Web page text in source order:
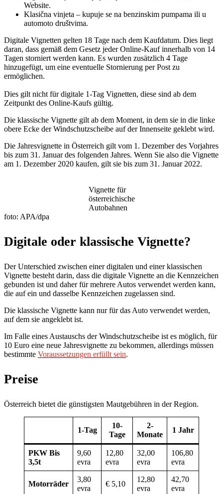
Website.
Klasična vinjeta – kupuje se na benzinskim pumpama ili u
automoto društvima.
Digitale Vignetten gelten 18 Tage nach dem Kaufdatum. Dies liegt
daran, dass gemäß dem Gesetz jeder Online-Kauf innerhalb von 14
Tagen storniert werden kann. Es wurden zusätzlich 4 Tage
hinzugefügt, um eine eventuelle Stornierung per Post zu
ermöglichen.
Dies gilt nicht für digitale 1-Tag Vignetten, diese sind ab dem
Zeitpunkt des Online-Kaufs gültig.
Die klassische Vignette gilt ab dem Moment, in dem sie in die linke
obere Ecke der Windschutzscheibe auf der Innenseite geklebt wird.
Die Jahresvignette in Österreich gilt vom 1. Dezember des Vorjahres
bis zum 31. Januar des folgenden Jahres. Wenn Sie also die Vignette
am 1. Dezember 2020 kaufen, gilt sie bis zum 31. Januar 2022.
Vignette für
österreichische
Autobahnen
foto: APA/dpa
Digitale oder klassische Vignette?
Der Unterschied zwischen einer digitalen und einer klassischen
Vignette besteht darin, dass die digitale Vignette an die Kennzeichen
gebunden ist und daher für mehrere Autos verwendet werden kann,
die auf ein und dasselbe Kennzeichen zugelassen sind.
Die klassische Vignette kann nur für das Auto verwendet werden,
auf dem sie angeklebt ist.
Im Falle eines Austauschs der Windschutzscheibe ist es möglich, für
10 Euro eine neue Jahresvignette zu bekommen, allerdings müssen
bestimmte Voraussetzungen erfüllt sein.
Preise
Österreich bietet die günstigsten Mautgebühren in der Region.
1-Tag
10-
Tage
2-
Monate
1 Jahr
PKW Bis
3,5t
9,60
evra
12,80
evra
32,00
evra
106,80
evra
Motorräder
3,80
evra
€ 5,10
12,80
evra
42,70
evra